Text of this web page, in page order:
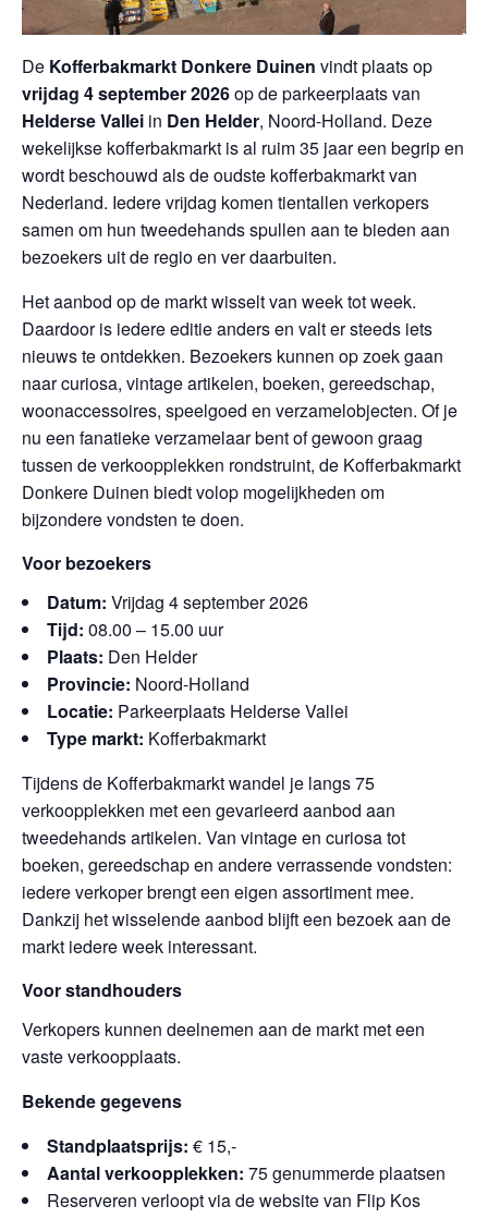
De Kofferbakmarkt Donkere Duinen vindt plaats op
vrijdag 4 september 2026op de parkeerplaats van
Helderse Vallei in Den Helder, Noord-Holland. Deze
wekelijkse kofferbakmarkt is al ruim 35 jaar een begrip en
wordt beschouwd als de oudste kofferbakmarkt van
Nederland. Iedere vrijdag komen tientallen verkopers
samen om hun tweedehands spullen aan te bieden aan
bezoekers uit de regio en ver daarbuiten.
Het aanbod op de markt wisselt van week tot week.
Daardoor is iedere editie anders en valt er steeds iets
nieuws te ontdekken. Bezoekers kunnen op zoek gaan
naar curiosa, vintage artikelen, boeken, gereedschap,
woonaccessoires, speelgoed en verzamelobjecten. Of je
nu een fanatieke verzamelaar bent of gewoon graag
tussen de verkoopplekken rondstruint, de Kofferbakmarkt
Donkere Duinen biedt volop mogelijkheden om
bijzondere vondsten te doen.
Voor bezoekers
Datum: Vrijdag 4 september 2026
Tijd: 08.00 – 15.00 uur
Plaats: Den Helder
Provincie: Noord-Holland
Locatie: Parkeerplaats Helderse Vallei
Type markt: Kofferbakmarkt
Tijdens de Kofferbakmarkt wandel je langs 75
verkoopplekken met een gevarieerd aanbod aan
tweedehands artikelen. Van vintage en curiosa tot
boeken, gereedschap en andere verrassende vondsten:
iedere verkoper brengt een eigen assortiment mee.
Dankzij het wisselende aanbod blijft een bezoek aan de
markt iedere week interessant.
Voor standhouders
Verkopers kunnen deelnemen aan de markt met een
vaste verkoopplaats.
Bekende gegevens
Standplaatsprijs: € 15,-
Aantal verkoopplekken: 75 genummerde plaatsen
Reserveren verloopt via de website van Flip Kos